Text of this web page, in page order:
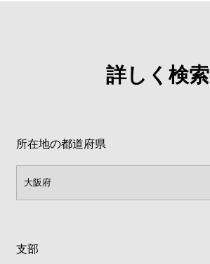
詳しく検索
所在地の都道府県
支部